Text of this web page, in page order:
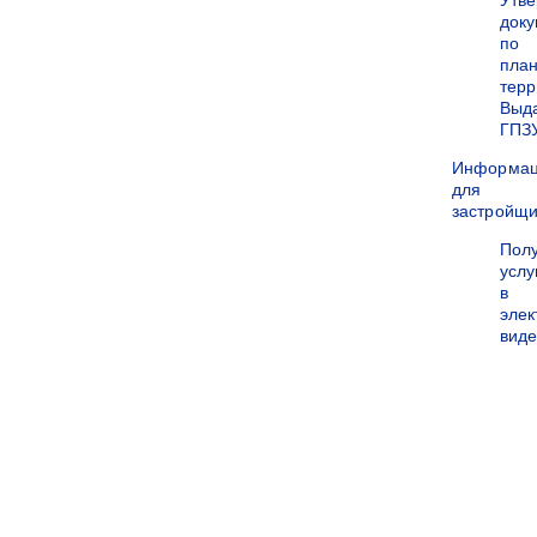
по
для
в
виде